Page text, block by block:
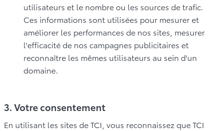
utilisateurs et le nombre ou les sources de trafic.
Ces informations sont utilisées pour mesurer et
améliorer les performances de nos sites, mesurer
l'efficacité de nos campagnes publicitaires et
reconnaître les mêmes utilisateurs au sein d'un
domaine.
3. Votre consentement
En utilisant les sites de TCI, vous reconnaissez que TCI